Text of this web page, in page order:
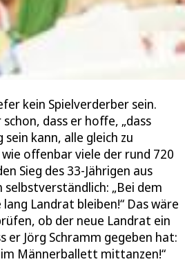
kein Spielverderber sein.
dass er hoffe, „dass
kann, alle gleich zu
wie offenbar viele der rund 720
Sieg des 33-Jährigen aus
„Bei dem
Landrat bleiben!“ Das wäre
ob der neue Landrat ein
er Jörg Schramm gegeben hat:
im Männerballett mittanzen!“